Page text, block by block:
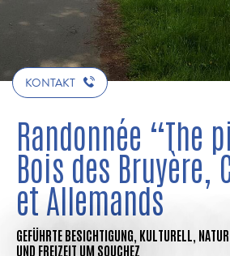
KONTAKT
Randonnée “The
Bois des Bruyère,
et Allemands
GEFÜHRTE BESICHTIGUNG, KULTURELL,
UND FREIZEIT UM SOUCHEZ